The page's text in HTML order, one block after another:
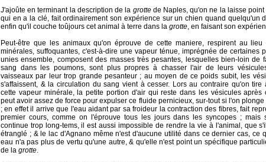
J'ajoûte en terminant la description de la grottede Naples, qu'on ne la laisse point
qui en a la clé, fait ordinairement son expérience sur un chien quand quelqu'un
enfin qu'il couche toûjours cet animal à terre dans la grotte, en faisant son
Peut-être que les animaux qu'on éprouve de cette maniere, respirent au lieu
minérales, suffoquantes, c'est-à-dire une vapeur ténue, imprégnée de certaines
unies ensemble, composent des masses très pesantes, lesquelles bien-loin de
sang dans les poumons, sont plus propres à chasser l'air de leurs
vaisseaux par leur trop grande pesanteur ; au moyen de ce poids subit, les
s'affaissent, & la circulation du sang vient à cesser. Lors au contraire qu'on tire
cette vapeur minérale, la petite portion d'air qui reste dans les vésicules après
peut avoir assez de force pour expulser ce fluide pernicieux, sur-tout si l'on
; en effet il arrive que l'eau aidant par sa froideur la contraction des fibres, fait
premier cours, comme on l'éprouve tous les jours dans les syncopes ; mais
continue trop long-tems, il est aussi impossible de rendre la vie à l'animal, que
étranglé ; & le lac d'Agnano même n'est d'aucune utilité dans ce dernier cas, ce
eau n'a pas plus de vertu qu'une autre, & qu'elle n'est point un spécifique
de la grotte.